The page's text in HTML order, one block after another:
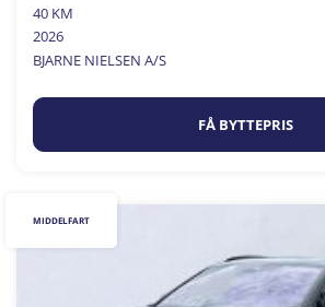
40 KM
2026
BJARNE NIELSEN A/S
FÅ BYTTEPRIS
MIDDELFART